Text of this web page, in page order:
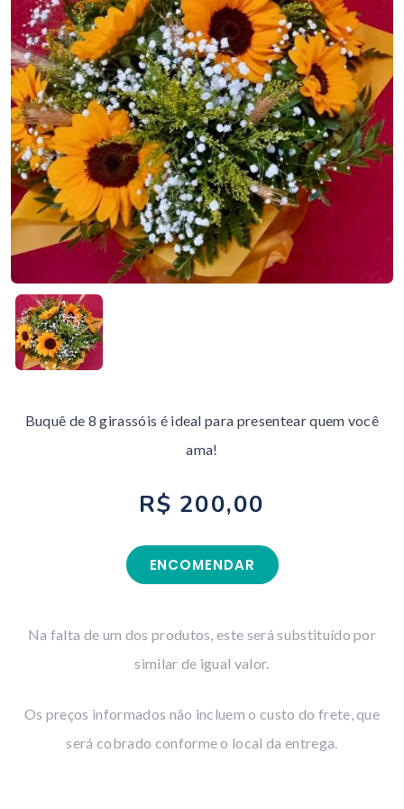
Buquê de 8 girassóis é ideal para presentear quem você
ama!
R$ 200,00
ENCOMENDAR
Na falta de um dos produtos, este será substituído por
similar de igual valor.
Os preços informados não incluem o custo do frete, que
será cobrado conforme o local da entrega.